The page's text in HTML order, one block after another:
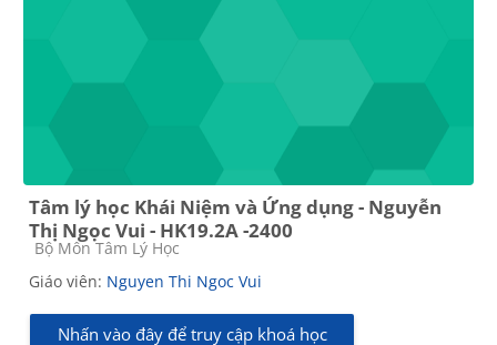
Tâm lý học Khái Niệm và Ứng dụng - Nguyễn
Thị Ngọc Vui - HK19.2A -2400
Các loại khóa học
Bộ Môn Tâm Lý Học
Giáo viên: Nguyen Thi Ngoc Vui
Nhấn vào đây để truy cập khoá học